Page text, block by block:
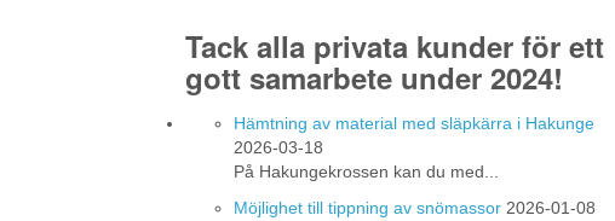
Tack alla privata kunder för ett
gott samarbete under 2024!
Hämtning av material med släpkärra i Hakunge
2026-03-18
På Hakungekrossen kan du med...
Möjlighet till tippning av snömassor 2026-01-08